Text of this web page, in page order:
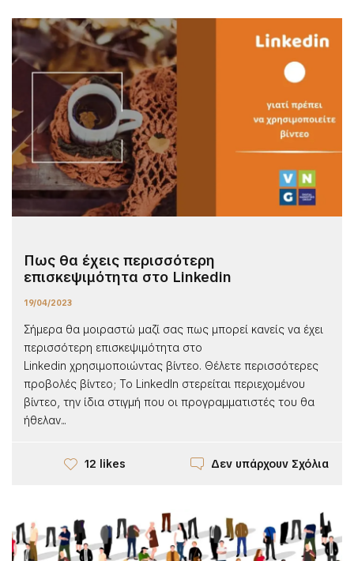
Πως θα έχεις περισσότερη
επισκεψιμότητα στο Linkedin
19/04/2023
Σήμερα θα μοιραστώ μαζί σας πως μπορεί κανείς να έχει
περισσότερη επισκεψιμότητα στο
Linkedin χρησιμοποιώντας βίντεο. Θέλετε περισσότερες
προβολές βίντεο; Το LinkedIn στερείται περιεχομένου
βίντεο, την ίδια στιγμή που οι προγραμματιστές του θα
ήθελαν...
12 likes Δεν υπάρχουν Σχόλια